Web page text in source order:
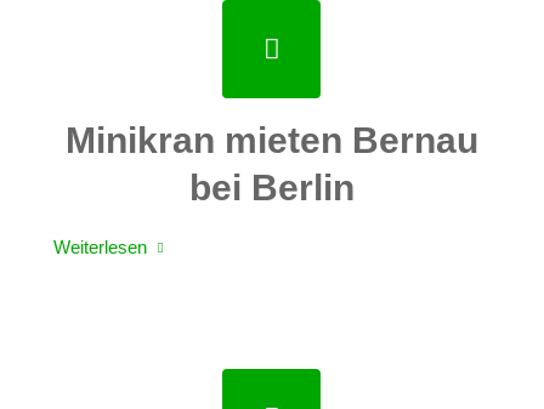
Minikran mieten Bernau
bei Berlin
Weiterlesen